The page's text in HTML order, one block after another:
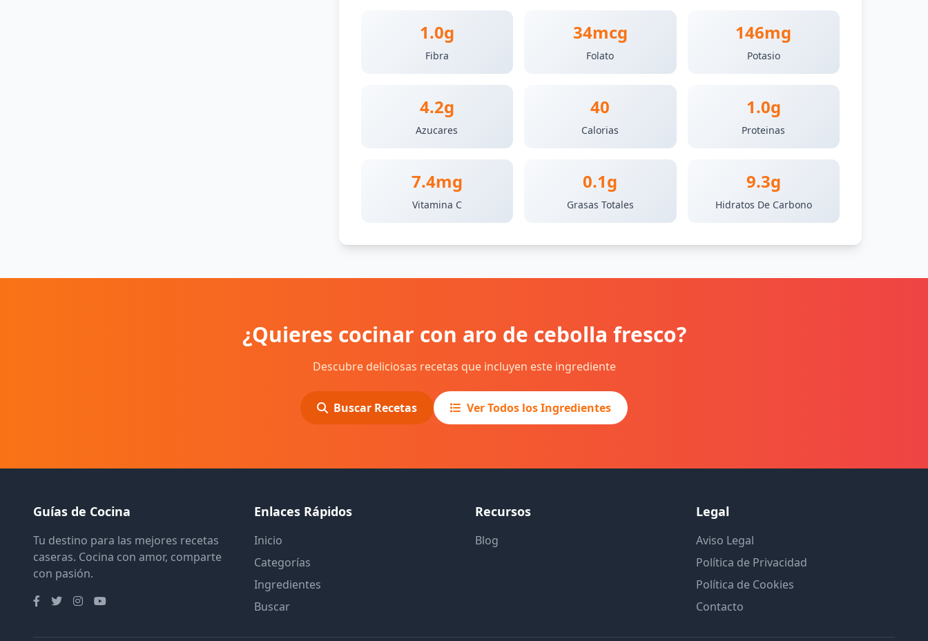
1.0g
Fibra
34mcg
Folato
146mg
Potasio
4.2g
Azucares
40
Calorias
1.0g
Proteinas
7.4mg
Vitamina C
0.1g
Grasas Totales
9.3g
Hidratos De Carbono
¿Quieres cocinar con aro de cebolla fresco?
Descubre deliciosas recetas que incluyen este ingrediente
Buscar Recetas Ver Todos los Ingredientes
Guías de Cocina
Tu destino para las mejores recetas
caseras. Cocina con amor, comparte
con pasión.
Enlaces Rápidos
Inicio
Categorías
Ingredientes
Buscar
Recursos
Blog
Legal
Aviso Legal
Política de Privacidad
Política de Cookies
Contacto